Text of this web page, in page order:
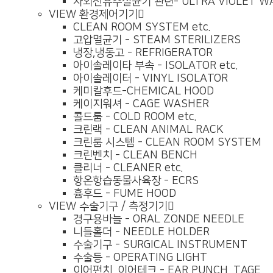
VIEW 환경제어기기
CLEAN ROOM SYSTEM etc.
고압멸균기 - STEAM STERILIZERS
냉장,냉동고 - REFRIGERATOR
아이솔레이타 부속 - ISOLATOR etc.
아이솔레이터 - VINYL ISOLATOR
케미칼후드-CHEMICAL HOOD
케이지워셔 - CAGE WASHER
콜드룸 - COLD ROOM etc.
크린랙 - CLEAN ANIMAL RACK
크린룸 시스템 - CLEAN ROOM SYSTEM
크린벤치 - CLEAN BENCH
클리너 - CLEANER etc.
항온항습동물사육장 - ECRS
흄후드 - FUME HOOD
VIEW 수술기구 / 측정기기
경구용바늘 - ORAL ZONDE NEEDLE
니들홀더 - NEEDLE HOLDER
수술기구 - SURGICAL INSTRUMENT
수술등 - OPERATING LIGHT
이어펀치, 이어테크 - EAR PUNCH, TAGE